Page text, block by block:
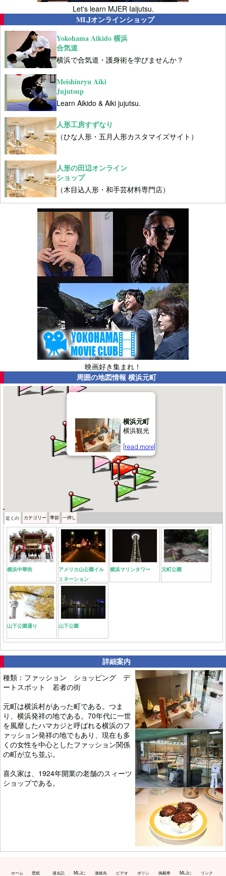
Let's learn MJER Iaijutsu.
MLJオンラインショップ
Yokohama Aikido 横浜
合気道
横浜で合気道・護身術を学びませんか？
Meishinryu Aiki
Jujutsup
Learn Aikido & Aiki jujutsu.
人形工房すずなり
（ひな人形・五月人形カスタマイズサイト）
人形の田辺オンライン
ショップ
（木目込人形・和手芸材料専門店）
映画好き集まれ！
周囲の地図情報 横浜元町
横浜元町
横浜観光
[read more]
近くの カテゴリー 季節 一押し
横浜中華街
アメリカ山公園イル
ミネーション
横浜マリンタワー 元町公園
山下公園通り 山下公園
詳細案内
種類：ファッション ショッピング デ
ートスポット 若者の街
元町は横浜村があった町である。つま
り、横浜発祥の地である。70年代に一世
を風靡したハマカジと呼ばれる横浜のフ
ァッション発祥の地でもあり、現在も多
くの女性を中心としたファッション関係
の町が立ち並ぶ。
喜久家は、1924年開業の老舗のスィーツ
ショップである。
ホーム 壁紙 過去記 MLJに 連絡先 ビデオ ポリシ 掲載希 MLJに リンク